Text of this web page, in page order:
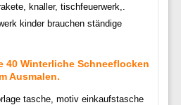
knaller, tischfeuerwerk,.
kinder brauchen ständige
40 Winterliche Schneeflocken
Ausmalen.
tasche, motiv einkaufstasche